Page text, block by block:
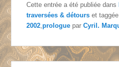
Cette entrée a été publiée dans
traversées & détours et taggée
2002 ,prologue parCyril.